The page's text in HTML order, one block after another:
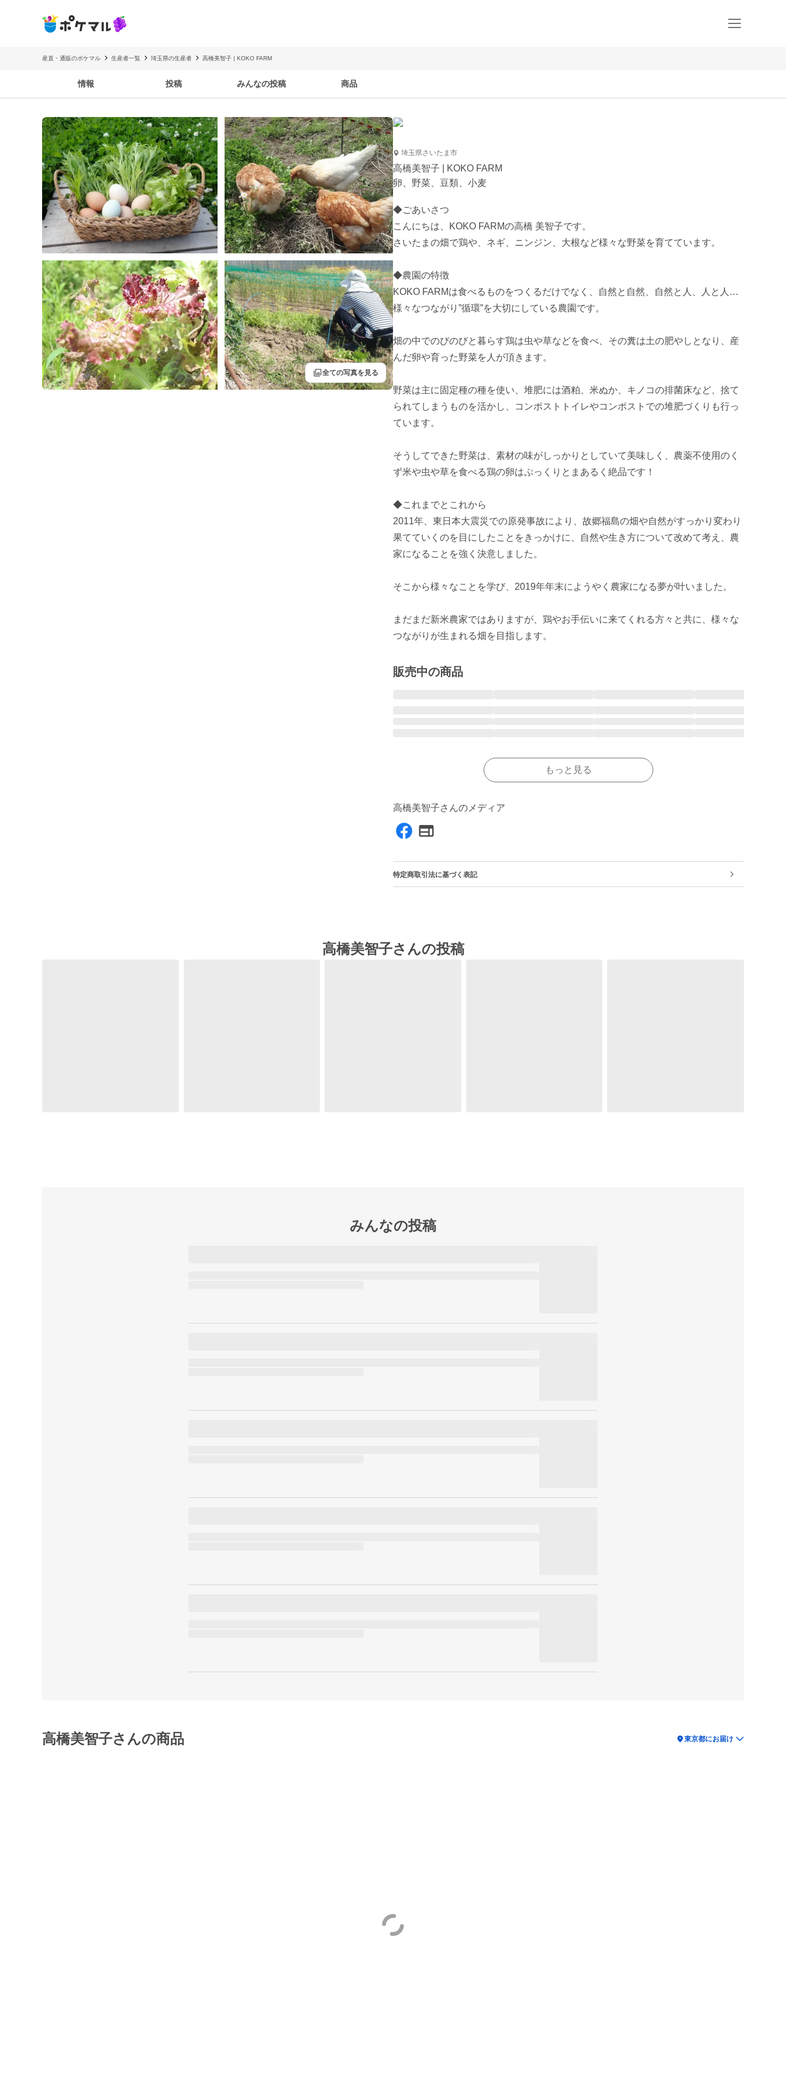
産直・通販のポケマル 生産者一覧 埼玉県の生産者 高橋美智子 | KOKO FARM
情報 投稿 みんなの投稿 商品
filter全ての写真を見る
埼玉県さいたま市
高橋美智子 | KOKO FARM
卵、野菜、豆類、小麦
◆ごあいさつ
こんにちは、KOKO FARMの高橋 美智子です。
さいたまの畑で鶏や、ネギ、ニンジン、大根など様々な野菜を育てています。
◆農園の特徴
KOKO FARMは食べるものをつくるだけでなく、自然と自然、自然と人、人と人…
様々なつながり”循環”を大切にしている農園です。
畑の中でのびのびと暮らす鶏は虫や草などを食べ、その糞は土の肥やしとなり、産
んだ卵や育った野菜を人が頂きます。
野菜は主に固定種の種を使い、堆肥には酒粕、米ぬか、キノコの排菌床など、捨て
られてしまうものを活かし、コンポストトイレやコンポストでの堆肥づくりも行っ
ています。
そうしてできた野菜は、素材の味がしっかりとしていて美味しく、農薬不使用のく
ず米や虫や草を食べる鶏の卵はぷっくりとまあるく絶品です！
◆これまでとこれから
2011年、東日本大震災での原発事故により、故郷福島の畑や自然がすっかり変わり
果てていくのを目にしたことをきっかけに、自然や生き方について改めて考え、農
家になることを強く決意しました。
そこから様々なことを学び、2019年年末にようやく農家になる夢が叶いました。
まだまだ新米農家ではありますが、鶏やお手伝いに来てくれる方々と共に、様々な
販売中の商品
もっと見る
高橋美智子さんのメディア
特定商取引法に基づく表記
高橋美智子さんの投稿
みんなの投稿
高橋美智子さんの商品 location_on東京都にお届け